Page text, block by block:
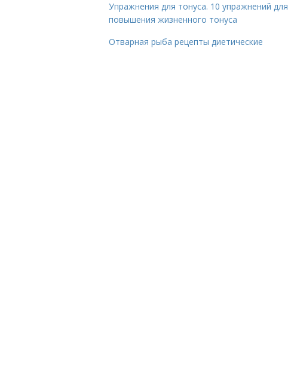
Упражнения для тонуса. 10 упражнений для
повышения жизненного тонуса
Отварная рыба рецепты диетические